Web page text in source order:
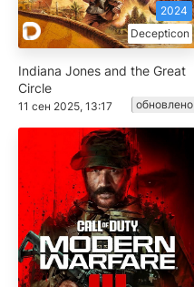
Decepticon
2024
Indiana Jones and the Great
Circle
11 сен 2025, 13:17 обновлено